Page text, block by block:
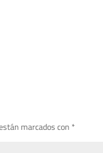
marcados con *